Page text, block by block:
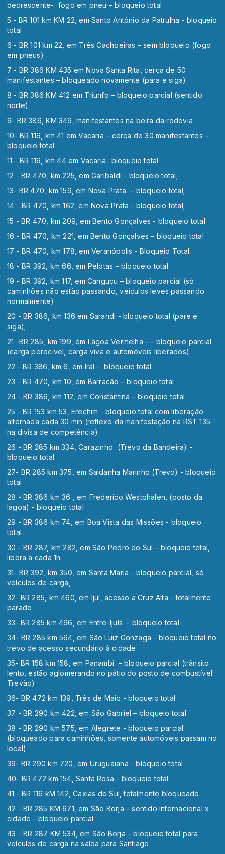
decrescente- fogo em pneu – bloqueio total
5 - BR 101 km KM 22, em Santo Antônio da Patrulha - bloqueio
total
6 - BR 101 km 22, em Três Cachoeiras – sem bloqueio (fogo
em pneus)
7 - BR 386 KM 435 em Nova Santa Rita, cerca de 50
manifestantes – bloqueado novamente (para e siga)
8 - BR 386 KM 412 em Triunfo – bloqueio parcial (sentido
norte)
9- BR 386, KM 349, manifestantes na beira da rodovia
10- BR 116, km 41 em Vacaria – cerca de 30 manifestantes –
bloqueio total
11 - BR 116, km 44 em Vacaria- bloqueio total
12 - BR 470, km 225, em Garibaldi - bloqueio total;
13- BR 470, km 159, em Nova Prata – bloqueio total;
14 - BR 470, km 162, em Nova Prata - bloqueio total;
15 - BR 470, km 209, em Bento Gonçalves - bloqueio total
16 - BR 470, km 221, em Bento Gonçalves – bloqueio total
17 - BR 470, km 178, em Veranópolis - Bloqueio Total.
18 - BR 392, km 66, em Pelotas – bloqueio total
19 - BR 392, km 117, em Canguçu – bloqueio parcial (só
caminhões não estão passando, veículos leves passando
normalmente)
20 - BR 386, km 136 em Sarandi - bloqueio total (pare e
siga);
21 -BR 285, km 199, em Lagoa Vermelha - – bloqueio parcial
(carga perecível, carga viva e automóveis liberados)
22 - BR 386, km 6, em Iraí - bloqueio total
23 - BR 470, km 10, em Barracão – bloqueio total
24 - BR 386, km 112, em Constantina – bloqueio total
25 - BR 153 km 53, Erechim - bloqueio total com liberação
alternada cada 30 min (reflexo da manifestação na RST 135
na divisa de competência)
26 - BR 285 km 334, Carazinho (Trevo da Bandeira) -
bloqueio total
27- BR 285 km 375, em Saldanha Marinho (Trevo) - bloqueio
total
28 - BR 386 km 36 , em Frederico Westphalen, (posto da
lagoa) - bloqueio total
29 - BR 386 km 74, em Boa Vista das Missões - bloqueio
total
30 - BR 287, km 282, em São Pedro do Sul – bloqueio total,
libera a cada 1h.
31- BR 392, km 350, em Santa Maria - bloqueio parcial, só
veículos de carga,
32- BR 285, km 460, em Ijuí, acesso a Cruz Alta - totalmente
parado
33- BR 285 km 496, em Entre-Ijuís - bloqueio total
34- BR 285 km 564, em São Luiz Gonzaga - bloqueio total no
trevo de acesso secundário à cidade
35- BR 158 km 158, em Panambi – bloqueio parcial (trânsito
lento, estão aglomerando no pátio do posto de combustível
Trevão)
36- BR 472 km 139, Três de Maio - bloqueio total
37 - BR 290 km 422, em São Gabriel – bloqueio total
38 - BR 290 km 575, em Alegrete - bloqueio parcial
(bloqueado para caminhões, somente automóveis passam no
local)
39- BR 290 km 720, em Uruguaiana - bloqueio total
40- BR 472 km 154, Santa Rosa - bloqueio total
41 - BR 116 kM 142, Caxias do Sul, totalmente bloqueado
42 - BR 285 KM 671, em São Borja – sentido Internacional x
cidade - bloqueio parcial
43 - BR 287 KM 534, em São Borja – bloqueio total para
veículos de carga na saída para Santiago